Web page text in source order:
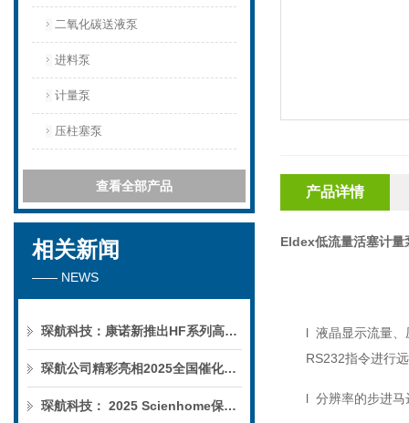
二氧化碳送液泵
进料泵
计量泵
压柱塞泵
查看全部产品
相关新闻
—— NEWS
琛航科技：康诺新推出HF系列高压恒流泵
琛航公司精彩亮相2025全国催化学术会议
琛航科技： 2025 Scienhome保护柱年中赠送活动
产品详情
Eldex低流量活塞计量
l 液晶显示流量
RS232指令进行
l 分辨率的步进